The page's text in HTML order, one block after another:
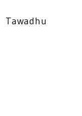
Tawadhu